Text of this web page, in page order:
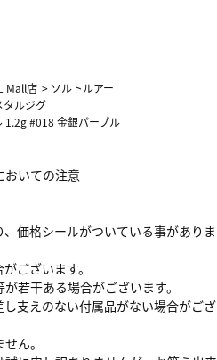
Mall店 > ソルトルアー
タルジグ
1.2g #018 金銀パープル
おいての注意
価格シールがついている事がありま
ございます。
若干ある場合がございます。
し支えのない付属品がない場合がござ
ん。